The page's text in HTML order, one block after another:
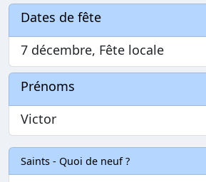
Dates de fête
7 décembre, Fête locale
Prénoms
Victor
Saints - Quoi de neuf ?